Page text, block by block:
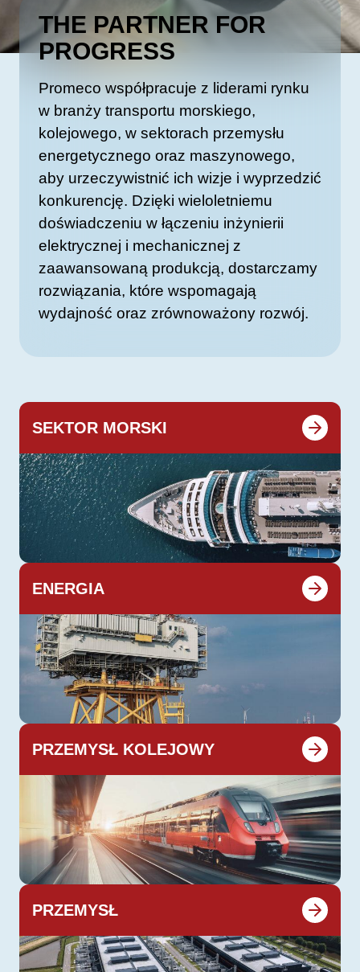
THE PARTNER FOR
PROGRESS
Promeco współpracuje z liderami rynku
w branży transportu morskiego,
kolejowego, w sektorach przemysłu
energetycznego oraz maszynowego,
aby urzeczywistnić ich wizje i wyprzedzić
konkurencję. Dzięki wieloletniemu
doświadczeniu w łączeniu inżynierii
elektrycznej i mechanicznej z
zaawansowaną produkcją, dostarczamy
rozwiązania, które wspomagają
wydajność oraz zrównoważony rozwój.
SEKTOR MORSKI
ENERGIA
PRZEMYSŁ KOLEJOWY
PRZEMYSŁ